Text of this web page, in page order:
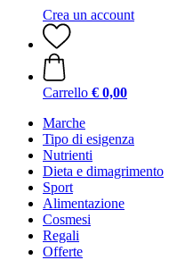
Crea un account
Carrello € 0,00
Marche
Tipo di esigenza
Nutrienti
Dieta e dimagrimento
Sport
Alimentazione
Cosmesi
Regali
Offerte